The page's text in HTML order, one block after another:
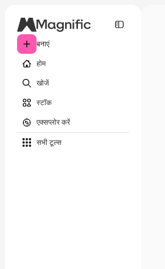
बनाएं
होम
खोजें
स्टॉक
एक्सप्लोर करें
सभी टूल्‍स